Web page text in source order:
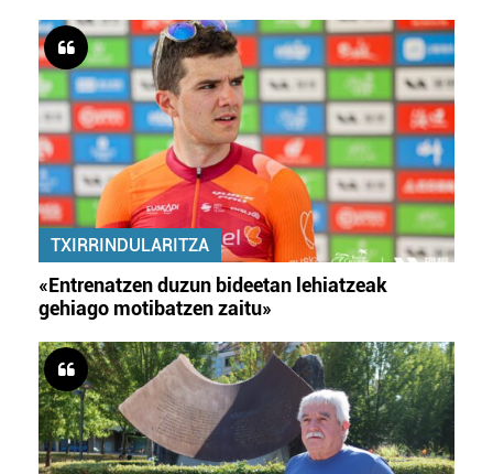
TXIRRINDULARITZA
«Entrenatzen duzun bideetan lehiatzeak
gehiago motibatzen zaitu»